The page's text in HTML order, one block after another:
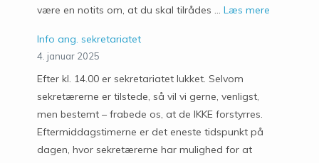
være en notits om, at du skal tilrådes … Læs mere
Info ang. sekretariatet
4. januar 2025
Efter kl. 14.00 er sekretariatet lukket. Selvom
sekretærerne er tilstede, så vil vi gerne, venligst,
men bestemt – frabede os, at de IKKE forstyrres.
Eftermiddagstimerne er det eneste tidspunkt på
dagen, hvor sekretærerne har mulighed for at